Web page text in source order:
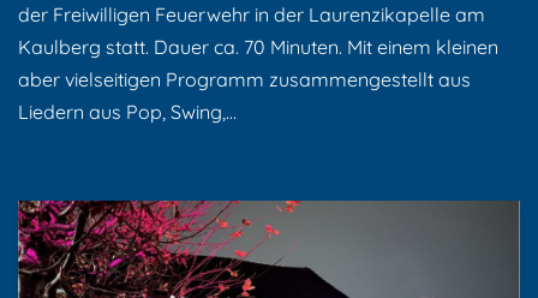
der Freiwilligen Feuerwehr in der Laurenzikapelle am
Kaulberg statt. Dauer ca. 70 Minuten. Mit einem kleinen
aber vielseitigen Programm zusammengestellt aus
Liedern aus Pop, Swing,…